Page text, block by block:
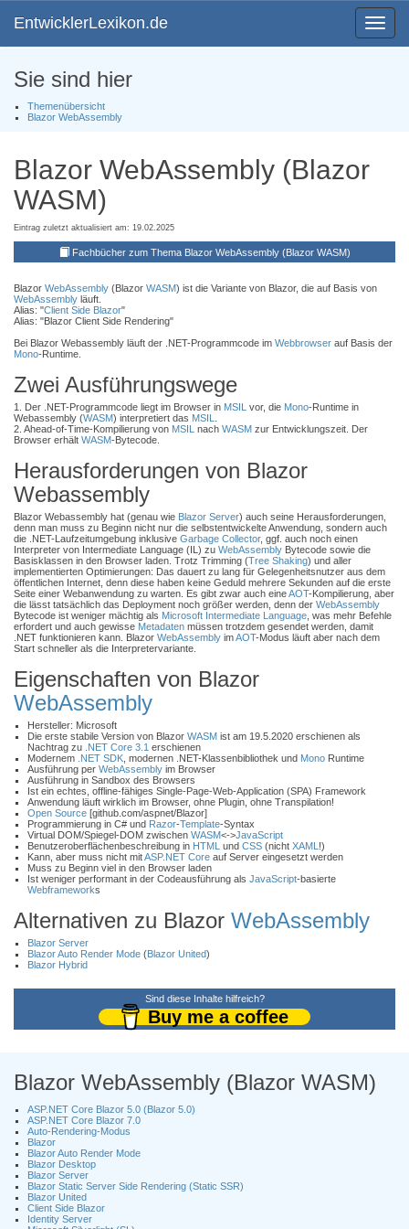
Toggle
EntwicklerLexikon.de
Sie sind hier
Themenübersicht
Blazor WebAssembly
Blazor WebAssembly (Blazor
WASM)
Eintrag zuletzt aktualisiert am: 19.02.2025
Fachbücher zum Thema Blazor WebAssembly (Blazor WASM)
Blazor WebAssembly (Blazor WASM) ist die Variante von Blazor, die auf Basis von
WebAssembly läuft.
Alias: "Client Side Blazor"
Alias: "Blazor Client Side Rendering"
Bei Blazor Webassembly läuft der .NET-Programmcode im Webbrowser auf Basis der
Mono-Runtime.
Zwei Ausführungswege
1. Der .NET-Programmcode liegt im Browser in MSIL vor, die Mono-Runtime in
Webassembly (WASM) interpretiert das MSIL
2. Ahead-of-Time-Kompilierung von MSIL nach WASM zur Entwicklungszeit. Der
Browser erhält WASM-Bytecode.
Herausforderungen von Blazor
Webassembly
Blazor Webassembly hat (genau wie Blazor Server) auch seine Herausforderungen,
denn man muss zu Beginn nicht nur die selbstentwickelte Anwendung, sondern auch
die .NET-Laufzeitumgebung inklusive Garbage Collector, ggf. auch noch einen
Interpreter von Intermediate Language (IL) zu WebAssembly Bytecode sowie die
Basisklassen in den Browser laden. Trotz Trimming (Tree Shaking) und aller
implementierten Optimierungen: Das dauert zu lang für Gelegenheitsnutzer aus dem
öffentlichen Internet, denn diese haben keine Geduld mehrere Sekunden auf die erste
Seite einer Webanwendung zu warten. Es gibt zwar auch eineAOT-Kompilierung, aber
die lässt tatsächlich das Deployment noch größer werden, denn der WebAssembly
Bytecode ist weniger mächtig als Microsoft Intermediate Language , was mehr Befehle
erfordert und auch gewisse Metadaten müssen trotzdem gesendet werden, damit
.NET funktionieren kann. Blazor WebAssembly imAOT-Modus läuft aber nach dem
Start schneller als die Interpretervariante.
Eigenschaften von Blazor
WebAssembly
Hersteller: Microsoft
Die erste stabile Version von Blazor WASM ist am 19.5.2020 erschienen als
Nachtrag zu .NET Core 3.1 erschienen
Modernem .NET SDK , modernen .NET-Klassenbibliothek und Mono Runtime
Ausführung per WebAssembly im Browser
Ausführung in Sandbox des Browsers
Ist ein echtes, offline-fähiges Single-Page-Web-Application (SPA) Framework
Anwendung läuft wirklich im Browser, ohne Plugin, ohne Transpilation!
Open Source [github.com/aspnet/Blazor]
Programmierung in C# und Razor-Template-Syntax
Virtual DOM/Spiegel-DOM zwischen WASM<->JavaScript
Benutzeroberflächenbeschreibung in HTML und CSS (nicht XAML !)
Kann, aber muss nicht mitASP.NET Core auf Server eingesetzt werden
Muss zu Beginn viel in den Browser laden
Ist weniger performant in der Codeausführung als JavaScript-basierte
Webframeworks
Alternativen zu Blazor WebAssembly
Blazor Server
Blazor Auto Render Mode (Blazor United)
Blazor Hybrid
Sind diese Inhalte hilfreich?
Buy me a coffee
Blazor WebAssembly (Blazor WASM)
ASP.NET Core Blazor 5.0 (Blazor 5.0)
ASP.NET Core Blazor 7.0
Auto-Rendering-Modus
Blazor
Blazor Auto Render Mode
Blazor Desktop
Blazor Server
Blazor Static Server Side Rendering (Static SSR)
Blazor United
Client Side Blazor
Identity Server